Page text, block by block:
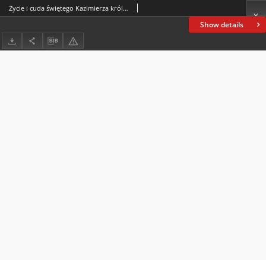
Show details
Życie i cuda świętego Kazimierza królewicza, patrona Polski i Litwy